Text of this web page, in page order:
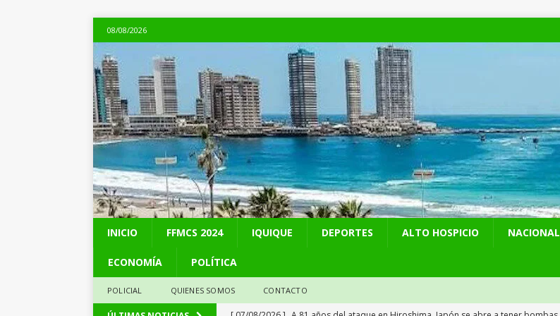
08/08/2026
INICIO FFMCS 2024 IQUIQUE DEPORTES ALTO HOSPICIO NACIONAL
ECONOMÍA POLÍTICA
POLICIAL QUIENES SOMOS CONTACTO